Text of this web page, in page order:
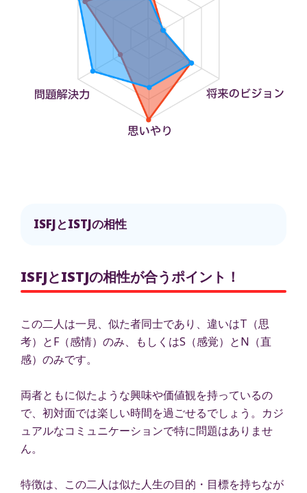
ISFJとISTJの相性
ISFJとISTJの相性が合うポイント！
この二人は一見、似た者同士であり、違いはT（思
考）とF（感情）のみ、もしくはS（感覚）とN（直
感）のみです。
両者ともに似たような興味や価値観を持っているの
で、初対面では楽しい時間を過ごせるでしょう。カジ
ュアルなコミュニケーションで特に問題はありませ
ん。
特徴は、この二人は似た人生の目的・目標を持ちなが